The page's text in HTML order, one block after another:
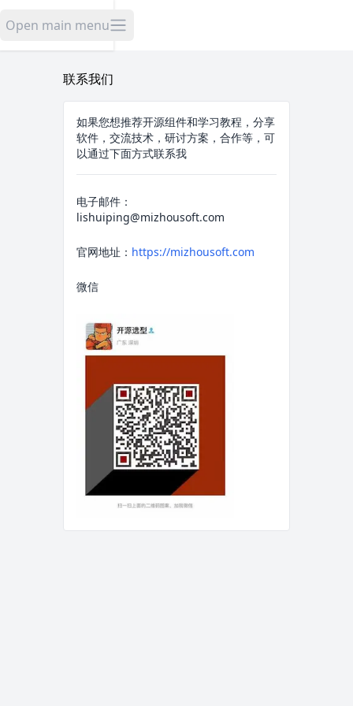
Open main menu
米舟开源
联系我们
如果您想推荐开源组件和学习教程，分享
软件，交流技术，研讨方案，合作等，可
以通过下面方式联系我
电子邮件：
lishuiping@mizhousoft.com
官网地址： https://mizhousoft.com
微信